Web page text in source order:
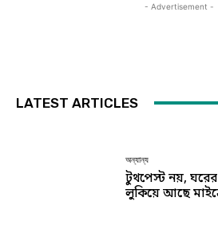
- Advertisement -
LATEST ARTICLES
অন্যান্য
টুথপেস্ট নয়,
লুকিয়ে আছে